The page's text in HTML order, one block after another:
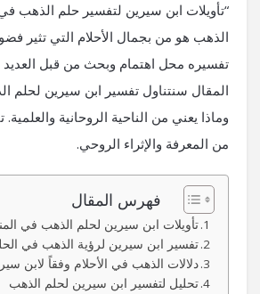
“تأويلات ابن سيرين ​لتفسير حلم الذهب
الذهب⁤ هو من بجمال الأحلام‌ التي تثير
تفسيره محل اهتمام وبحث من قبل
المقال سنتناول⁢ تفسير ابن سيرين لحلم
وماذا يعني من الناحية ​الروحانية والعلمية.
من المعرفة والإثراء الروحي.
فهرس المقال
تأويلات ابن سيرين لحلم ‌الذهب في
تفسير ابن سيرين لرؤية الذهب في
دلالات الذهب في‌ الأحلام وفقاً لابن
تحليل لتفسير ابن سيرين لحلم الذهب